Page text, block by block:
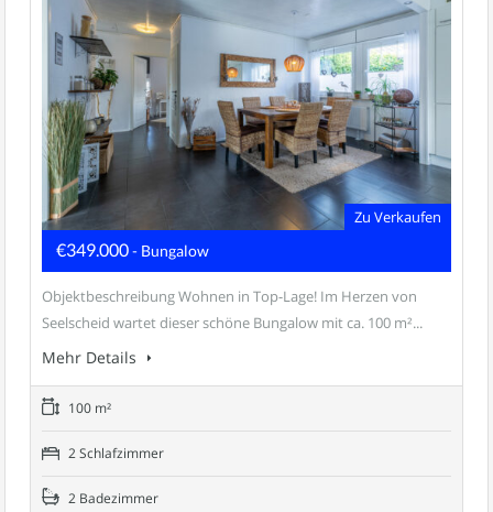
Zu Verkaufen
€349.000- Bungalow
Objektbeschreibung Wohnen in Top-Lage! Im Herzen von
Seelscheid wartet dieser schöne Bungalow mit ca. 100 m²...
Mehr Details
100 m²
2 Schlafzimmer
2 Badezimmer